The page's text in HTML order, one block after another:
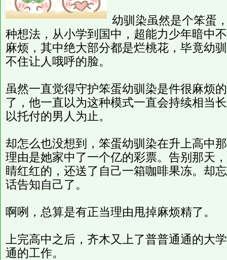
幼驯染虽然是个笨蛋
种想法，从小学到国中，超能力少年暗中
麻烦，其中绝大部分都是烂桃花，毕竟幼
不住让人哦呼的脸。
虽然一直觉得守护笨蛋幼驯染是件很麻烦
了，他一直以为这种模式一直会持续相当
以托付的男人为止。
却怎么也没想到，笨蛋幼驯染在升上高中
理由是她家中了一个亿的彩票。告别那天
睛红红的，还送了自己一箱咖啡果冻。却
话告知自己了。
啊咧，总算是有正当理由甩掉麻烦精了。
上完高中之后，齐木又上了普普通通的大
通的工作。